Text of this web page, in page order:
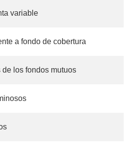
variable
a fondo de cobertura
de los fondos mutuos